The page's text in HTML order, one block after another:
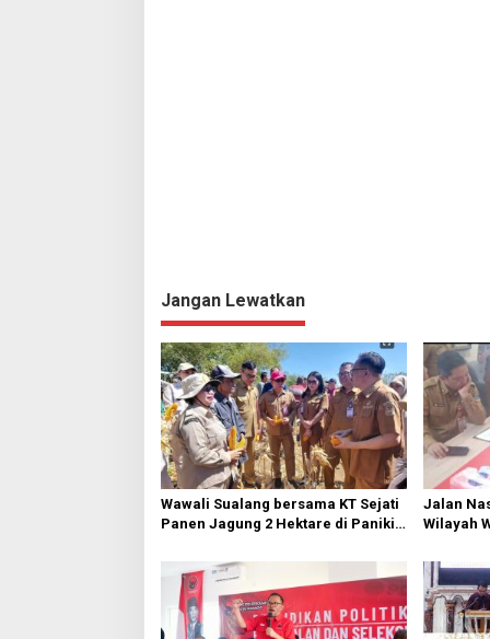
Jangan Lewatkan
Wawali Sualang bersama KT Sejati
Panen Jagung 2 Hektare di Paniki
Jalan
Wilayah